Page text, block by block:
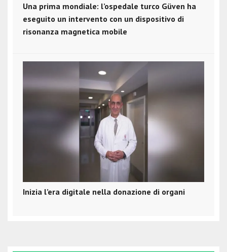
Una prima mondiale: l’ospedale turco Güven ha
eseguito un intervento con un dispositivo di
risonanza magnetica mobile
Inizia l’era digitale nella donazione di organi